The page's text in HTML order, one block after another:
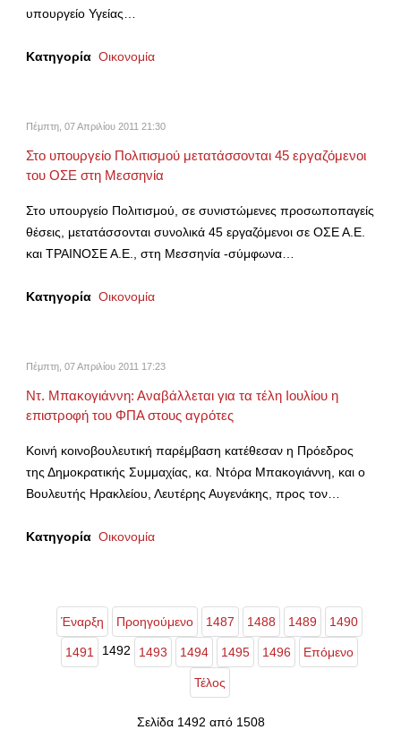
υπουργείο Υγείας…
Κατηγορία Οικονομία
Πέμπτη, 07 Απριλίου 2011 21:30
Στο υπουργείο Πολιτισμού μετατάσσονται 45 εργαζόμενοι
του ΟΣΕ στη Μεσσηνία
Στο υπουργείο Πολιτισμού, σε συνιστώμενες προσωποπαγείς
θέσεις, μετατάσσονται συνολικά 45 εργαζόμενοι σε ΟΣΕ Α.Ε.
και ΤΡΑΙΝΟΣΕ Α.Ε., στη Μεσσηνία -σύμφωνα…
Κατηγορία Οικονομία
Πέμπτη, 07 Απριλίου 2011 17:23
Ντ. Μπακογιάννη: Αναβάλλεται για τα τέλη Ιουλίου η
επιστροφή του ΦΠΑ στους αγρότες
Κοινή κοινοβουλευτική παρέμβαση κατέθεσαν η Πρόεδρος
της Δημοκρατικής Συμμαχίας, κα. Ντόρα Μπακογιάννη, και ο
Βουλευτής Ηρακλείου, Λευτέρης Αυγενάκης, προς τον…
Κατηγορία Οικονομία
Έναρξη Προηγούμενο 1487 1488 1489 1490
1491 1492 1493 1494 1495 1496 Επόμενο
Τέλος
Σελίδα 1492 από 1508